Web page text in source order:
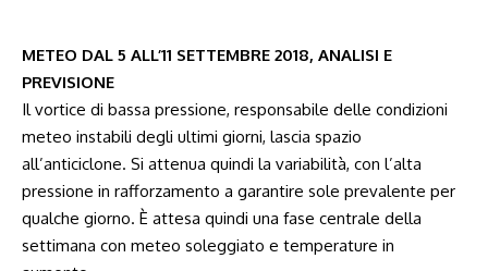
METEO DAL 5 ALL’11 SETTEMBRE 2018, ANALISI E
PREVISIONE
Il vortice di bassa pressione, responsabile delle condizioni
meteo instabili degli ultimi giorni, lascia spazio
all’anticiclone. Si attenua quindi la variabilità, con l’alta
pressione in rafforzamento a garantire sole prevalente per
qualche giorno. È attesa quindi una fase centrale della
settimana con meteo soleggiato e temperature in